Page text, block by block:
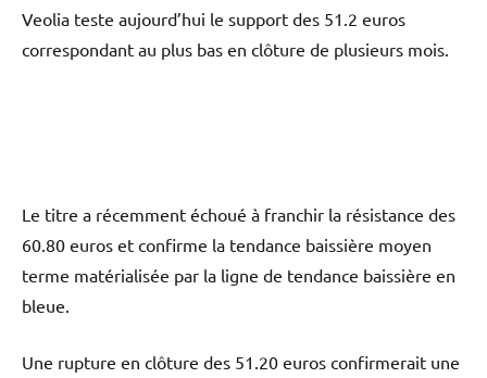
Veolia teste aujourd’hui le support des 51.2 euros
correspondant au plus bas en clôture de plusieurs mois.
Le titre a récemment échoué à franchir la résistance des
60.80 euros et confirme la tendance baissière moyen
terme matérialisée par la ligne de tendance baissière en
bleue.
Une rupture en clôture des 51.20 euros confirmerait une